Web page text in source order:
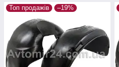
Топ продажів –19%